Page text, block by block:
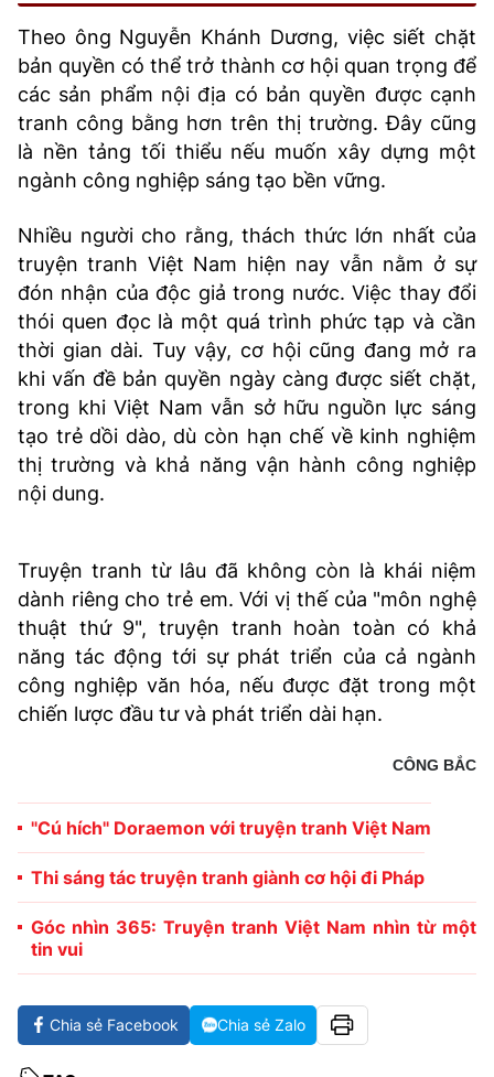
Theo ông Nguyễn Khánh Dương, việc siết chặt
bản quyền có thể trở thành cơ hội quan trọng để
các sản phẩm nội địa có bản quyền được cạnh
tranh công bằng hơn trên thị trường. Đây cũng
là nền tảng tối thiểu nếu muốn xây dựng một
ngành công nghiệp sáng tạo bền vững.
Nhiều người cho rằng, thách thức lớn nhất của
truyện tranh Việt Nam hiện nay vẫn nằm ở sự
đón nhận của độc giả trong nước. Việc thay đổi
thói quen đọc là một quá trình phức tạp và cần
thời gian dài. Tuy vậy, cơ hội cũng đang mở ra
khi vấn đề bản quyền ngày càng được siết chặt,
trong khi Việt Nam vẫn sở hữu nguồn lực sáng
tạo trẻ dồi dào, dù còn hạn chế về kinh nghiệm
thị trường và khả năng vận hành công nghiệp
nội dung.
Truyện tranh từ lâu đã không còn là khái niệm
dành riêng cho trẻ em. Với vị thế của "môn nghệ
thuật thứ 9", truyện tranh hoàn toàn có khả
năng tác động tới sự phát triển của cả ngành
công nghiệp văn hóa, nếu được đặt trong một
chiến lược đầu tư và phát triển dài hạn.
CÔNG BẮC
"Cú hích" Doraemon với truyện tranh Việt Nam
Thi sáng tác truyện tranh giành cơ hội đi Pháp
Góc nhìn 365: Truyện tranh Việt Nam nhìn từ một
tin vui
Chia sẻ Facebook Chia sẻ Zalo